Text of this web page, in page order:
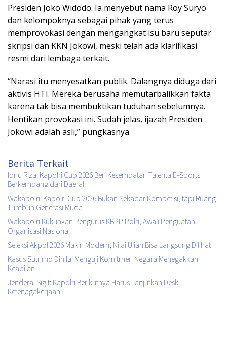
Presiden Joko Widodo. Ia menyebut nama Roy Suryo
dan kelompoknya sebagai pihak yang terus
memprovokasi dengan mengangkat isu baru seputar
skripsi dan KKN Jokowi, meski telah ada klarifikasi
resmi dari lembaga terkait.
“Narasi itu menyesatkan publik. Dalangnya diduga dari
aktivis HTI. Mereka berusaha memutarbalikkan fakta
karena tak bisa membuktikan tuduhan sebelumnya.
Hentikan provokasi ini. Sudah jelas, ijazah Presiden
Jokowi adalah asli,” pungkasnya.
Berita Terkait
Ibnu Riza: Kapolri Cup 2026 Beri Kesempatan Talenta E-Sports
Berkembang dari Daerah
Wakapolri: Kapolri Cup 2026 Bukan Sekadar Kompetisi, tapi Ruang
Tumbuh Generasi Muda
Wakapolri Kukuhkan Pengurus KBPP Polri, Awali Penguatan
Organisasi Nasional
Seleksi Akpol 2026 Makin Modern, Nilai Ujian Bisa Langsung Dilihat
Kasus Sutrimo Dinilai Menguji Komitmen Negara Menegakkan
Keadilan
Jenderal Sigit: Kapolri Berikutnya Harus Lanjutkan Desk
Ketenagakerjaan